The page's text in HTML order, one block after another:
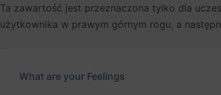
Ta zawartość jest przeznaczona tylko dla
użytkownika w prawym górnym rogu, a
What are your Feelings